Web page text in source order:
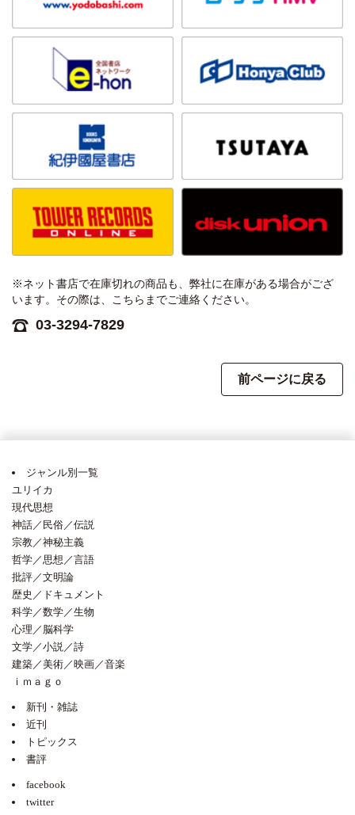
※ネット書店で在庫切れの商品も、弊社に在庫がある場合がござ
います。その際は、こちらまでご連絡ください。
03-3294-7829
前ページに戻る
ジャンル別一覧
ユリイカ
現代思想
神話／民俗／伝説
宗教／神秘主義
哲学／思想／言語
批評／文明論
歴史／ドキュメント
科学／数学／生物
心理／脳科学
文学／小説／詩
建築／美術／映画／音楽
ｉｍａｇｏ
新刊・雑誌
近刊
トピックス
書評
facebook
twitter